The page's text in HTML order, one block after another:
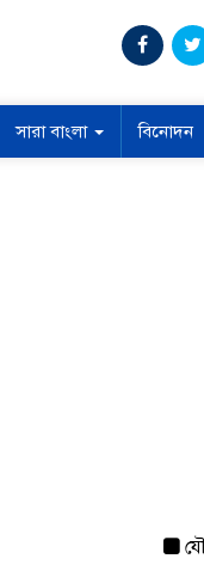
সারা বাংলা বিনোদন
যৌথ